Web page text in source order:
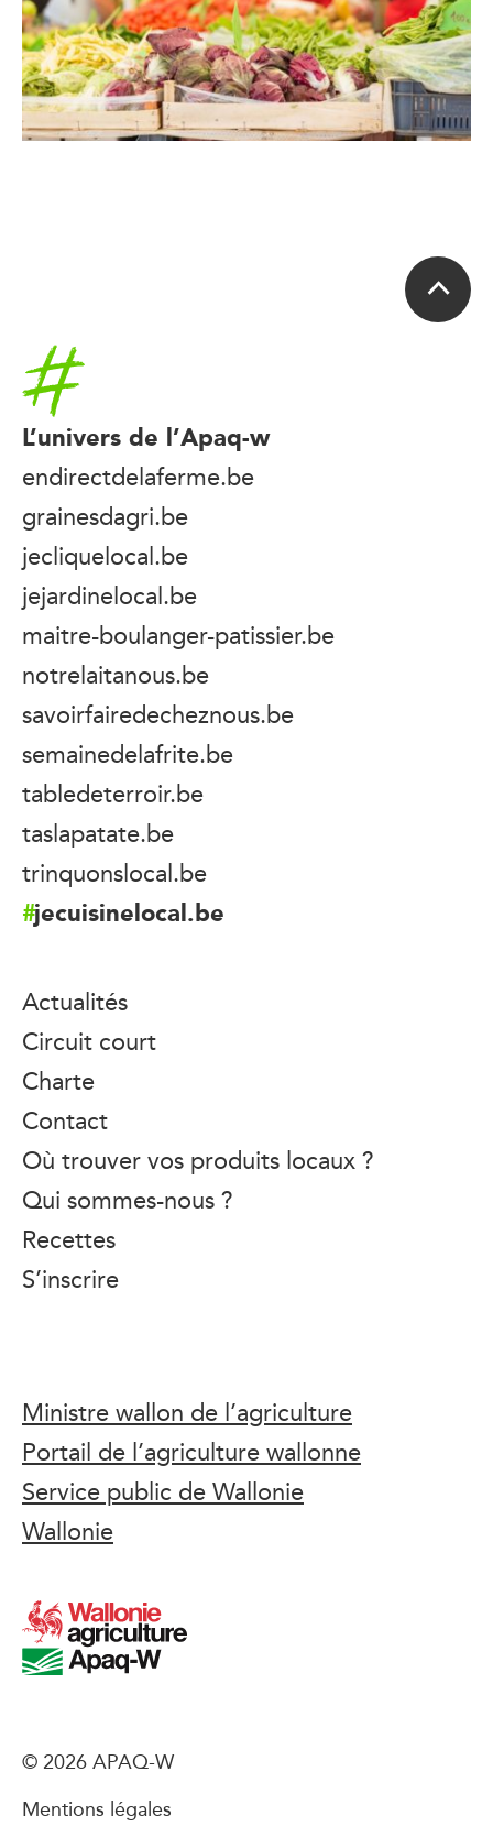
Accueil
L’univers de l’Apaq-w
endirectdelaferme.be
grainesdagri.be
jecliquelocal.be
jejardinelocal.be
maitre-boulanger-patissier.be
notrelaitanous.be
savoirfairedecheznous.be
semainedelafrite.be
tabledeterroir.be
taslapatate.be
trinquonslocal.be
jecuisinelocal.be
Actualités
Circuit court
Charte
Contact
Où trouver vos produits locaux ?
Qui sommes-nous ?
Recettes
S’inscrire
Ministre wallon de l’agriculture
Portail de l’agriculture wallonne
Service public de Wallonie
Wallonie
© 2026 APAQ-W
Mentions légales